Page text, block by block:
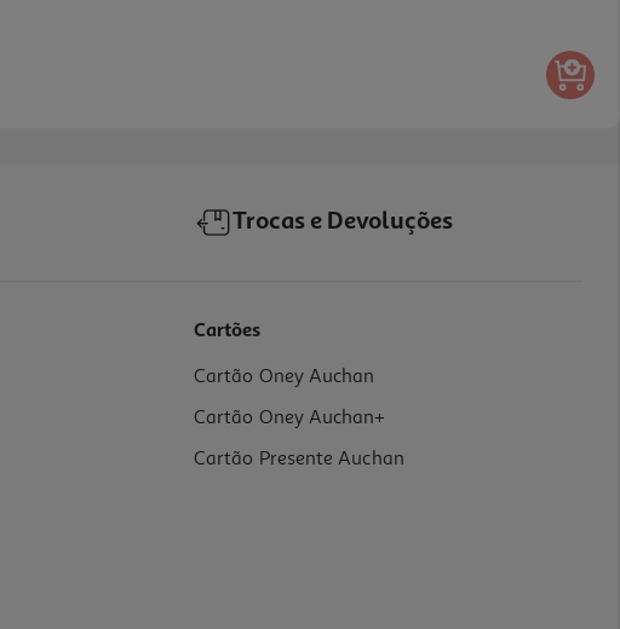
Trocas e Devoluções
Cartões
Cartão Oney Auchan
Cartão Oney Auchan+
Cartão Presente Auchan